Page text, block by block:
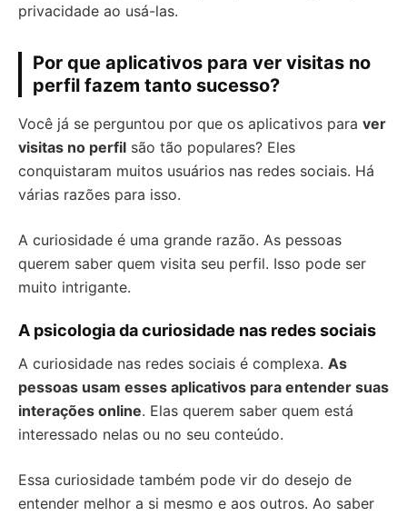
privacidade ao usá-las.
Por que aplicativos para ver visitas no
perfil fazem tanto sucesso?
Você já se perguntou por que os aplicativos para ver
visitas no perfil são tão populares? Eles
conquistaram muitos usuários nas redes sociais. Há
várias razões para isso.
A curiosidade é uma grande razão. As pessoas
querem saber quem visita seu perfil. Isso pode ser
muito intrigante.
A psicologia da curiosidade nas redes sociais
A curiosidade nas redes sociais é complexa. As
pessoas usam esses aplicativos para entender suas
interações online. Elas querem saber quem está
interessado nelas ou no seu conteúdo.
Essa curiosidade também pode vir do desejo de
entender melhor a si mesmo e aos outros. Ao saber